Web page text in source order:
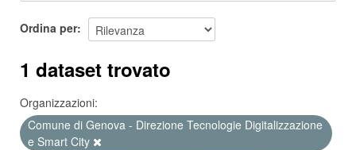
Ordina per
1 dataset trovato
Organizzazioni:
Comune di Genova - Direzione Tecnologie Digitalizzazione
e Smart City